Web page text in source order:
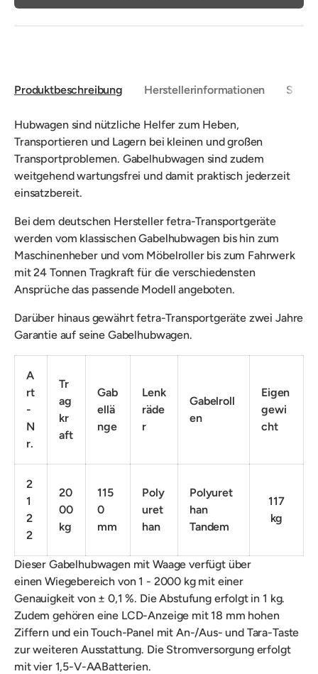
Produktbeschreibung Herstellerinformationen
Hubwagen sind nützliche Helfer zum Heben,
Transportieren und Lagern bei kleinen und großen
Transportproblemen. Gabelhubwagen sind zudem
weitgehend wartungsfrei und damit praktisch jederzeit
einsatzbereit.
Bei dem deutschen Hersteller fetra-Transportgeräte
werden vom klassischen Gabelhubwagen bis hin zum
Maschinenheber und vom Möbelroller bis zum Fahrwerk
mit 24 Tonnen Tragkraft für die verschiedensten
Ansprüche das passende Modell angeboten.
Darüber hinaus gewährt fetra-Transportgeräte zwei Jahre
Garantie auf seine Gabelhubwagen.
A
rt
-
N
r.
Tr
ag
kr
aft
Gab
ellä
nge
Lenk
räde
r
Gabelroll
en
Eigen
gewi
cht
2
1
2
2
20
00
kg
115
0
mm
Poly
uret
han
Polyuret
han
Tandem
117
kg
Dieser Gabelhubwagen mit Waage verfügt über
einenWiegebereich von 1 - 2000 kg mit einer
Genauigkeit von ± 0,1 %. Die Abstufung erfolgt in 1 kg.
Zudem gehören eine LCD-Anzeige mit 18 mm hohen
Ziffern und ein Touch-Panel mit An-/Aus- und Tara-Taste
zur weiteren Ausstattung. Die Stromversorgung erfolgt
mit vier 1,5-V-AABatterien.